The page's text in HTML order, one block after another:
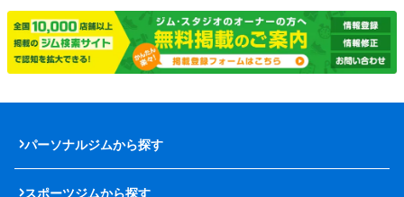
パーソナルジムから探す
スポーツジムから探す